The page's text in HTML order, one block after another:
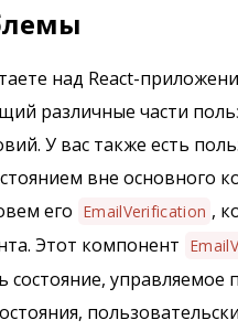
над React-
различные части
У вас также есть
вне основного
его EmailVerification ,
Этот компонент
состояние, управляемое